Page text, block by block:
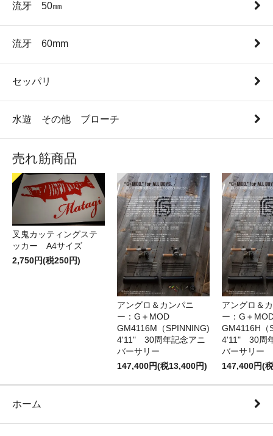
流牙 50㎜
流牙 60mm
セッパリ
水遊 その他 ブローチ
売れ筋商品
叉鬼カッティングステ
ッカー A4サイズ
2,750円(税250円)
アングロ＆カンパニ
ー：G＋MOD
GM4116M（SPINNING)
4'11" 30周年記念アニ
バーサリー
147,400円(税13,400円)
アングロ＆
ー：G＋
GM4116H（
4'11" 30周
バーサリー
147,400円(
ホーム